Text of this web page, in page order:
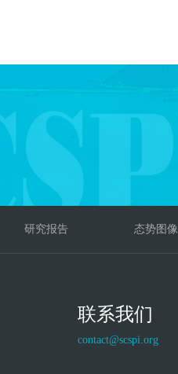
研究报告 态势图像
联系我们
contact@scspi.org